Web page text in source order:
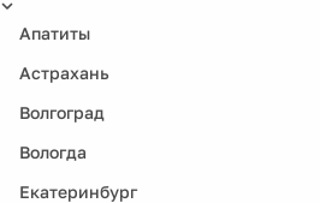
Апатиты
Астрахань
Волгоград
Вологда
Екатеринбург